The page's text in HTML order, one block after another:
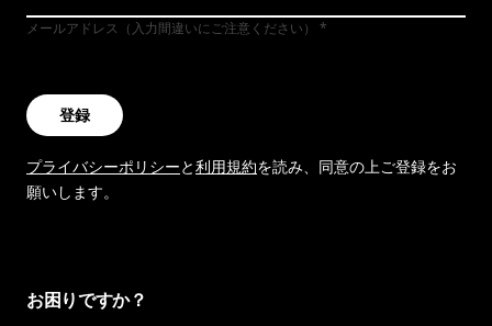
メールアドレス（入力間違いにご注意ください）
登録
プライバシーポリシーと利用規約を読み、同意の上ご登録をお
願いします。
お困りですか？